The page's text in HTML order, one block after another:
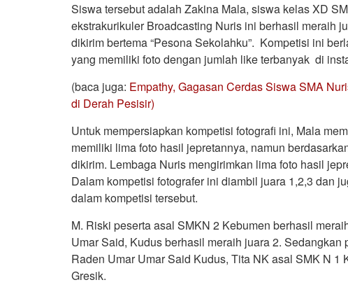
Siswa tersebut adalah Zakina Mala, siswa kelas XD
ekstrakurikuler Broadcasting Nuris ini berhasil meraih
dikirim bertema “Pesona Sekolahku”. Kompetisi ini
yang memiliki foto dengan jumlah like terbanyak di
(baca juga: Empathy, Gagasan Cerdas Siswa SMA
di Derah Pesisir)
Untuk mempersiapkan kompetisi fotografi ini, Mala
memiliki lima foto hasil jepretannya, namun
dikirim. Lembaga Nuris mengirimkan lima foto hasil
Dalam kompetisi fotografer ini diambil juara 1,2,3 dan
dalam kompetisi tersebut.
M. Riski peserta asal SMKN 2 Kebumen berhasil
Umar Said, Kudus berhasil meraih juara 2.
Raden Umar Umar Said Kudus, Tita NK asal SMK N 1
Gresik.